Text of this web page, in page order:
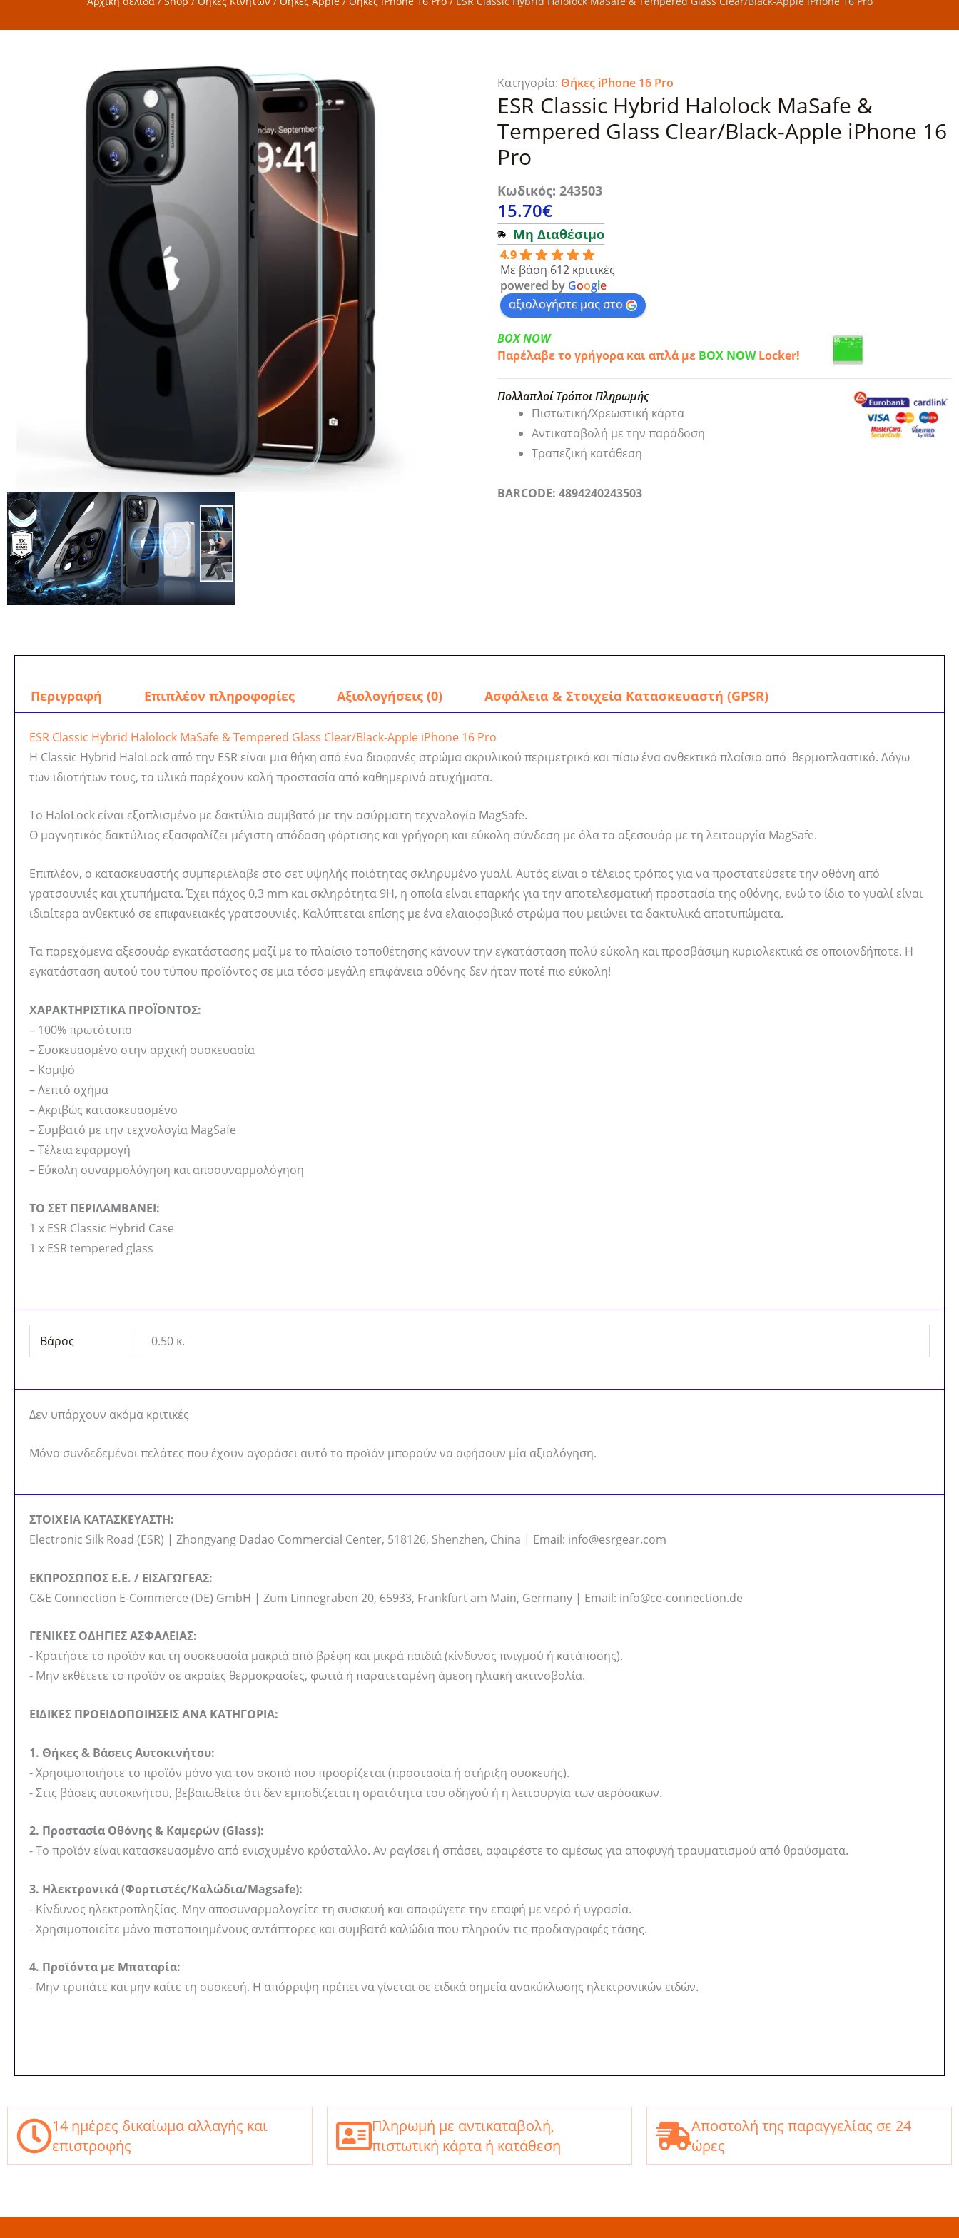
Κατηγορία: Θήκες iPhone 16 Pro
ESR Classic Hybrid Halolock MaSafe &
Tempered Glass Clear/Black-Apple iPhone 16
Pro
Κωδικός: 243503
15.70€
Μη Διαθέσιμο
4.9
Με βάση 612 κριτικές
powered by Google
αξιολογήστε μας στο
BOX NOW
Παρέλαβε το γρήγορα και απλά με BOX NOWLocker!
Πολλαπλοί Τρόποι Πληρωμής
Πιστωτική/Χρεωστική κάρτα
Αντικαταβολή με την παράδοση
Τραπεζική κατάθεση
BARCODE: 4894240243503
Περιγραφή Επιπλέον πληροφορίες Αξιολογήσεις (0) Ασφάλεια & Στοιχεία Κατασκευαστή (GPSR)
ESR Classic Hybrid Halolock MaSafe & Tempered Glass Clear/Black-Apple iPhone 16 Pro
Η Classic Hybrid HaloLock από την ESR είναι μια θήκη από ένα διαφανές στρώμα ακρυλικού περιμετρικά και πίσω ένα ανθεκτικό πλαίσιο από θερμοπλαστικό. Λόγω
των ιδιοτήτων τους, τα υλικά παρέχουν καλή προστασία από καθημερινά ατυχήματα.
Το HaloLock είναι εξοπλισμένο με δακτύλιο συμβατό με την ασύρματη τεχνολογία MagSafe.
Ο μαγνητικός δακτύλιος εξασφαλίζει μέγιστη απόδοση φόρτισης και γρήγορη και εύκολη σύνδεση με όλα τα αξεσουάρ με τη λειτουργία MagSafe.
Επιπλέον, ο κατασκευαστής συμπεριέλαβε στο σετ υψηλής ποιότητας σκληρυμένο γυαλί. Αυτός είναι ο τέλειος τρόπος για να προστατεύσετε την οθόνη από
γρατσουνιές και χτυπήματα. Έχει πάχος 0,3 mm και σκληρότητα 9H, η οποία είναι επαρκής για την αποτελεσματική προστασία της οθόνης, ενώ το ίδιο το γυαλί είναι
ιδιαίτερα ανθεκτικό σε επιφανειακές γρατσουνιές. Καλύπτεται επίσης με ένα ελαιοφοβικό στρώμα που μειώνει τα δακτυλικά αποτυπώματα.
Τα παρεχόμενα αξεσουάρ εγκατάστασης μαζί με το πλαίσιο τοποθέτησης κάνουν την εγκατάσταση πολύ εύκολη και προσβάσιμη κυριολεκτικά σε οποιονδήποτε. Η
εγκατάσταση αυτού του τύπου προϊόντος σε μια τόσο μεγάλη επιφάνεια οθόνης δεν ήταν ποτέ πιο εύκολη!
ΧΑΡΑΚΤΗΡΙΣΤΙΚΑ ΠΡΟΪΟΝΤΟΣ:
– 100% πρωτότυπο
– Συσκευασμένο στην αρχική συσκευασία
– Κομψό
– Λεπτό σχήμα
– Ακριβώς κατασκευασμένο
– Συμβατό με την τεχνολογία MagSafe
– Τέλεια εφαρμογή
– Εύκολη συναρμολόγηση και αποσυναρμολόγηση
ΤΟ ΣΕΤ ΠΕΡΙΛΑΜΒΑΝΕΙ:
1 x ESR Classic Hybrid Case
1 x ESR tempered glass
Βάρος 0.50 κ.
Δεν υπάρχουν ακόμα κριτικές
Μόνο συνδεδεμένοι πελάτες που έχουν αγοράσει αυτό το προϊόν μπορούν να αφήσουν μία αξιολόγηση.
ΣΤΟΙΧΕΙΑ ΚΑΤΑΣΚΕΥΑΣΤΗ:
Electronic Silk Road (ESR) | Zhongyang Dadao Commercial Center, 518126, Shenzhen, China | Email: info@esrgear.com
ΕΚΠΡΟΣΩΠΟΣ Ε.Ε. / ΕΙΣΑΓΩΓΕΑΣ:
C&E Connection E-Commerce (DE) GmbH | Zum Linnegraben 20, 65933, Frankfurt am Main, Germany | Email: info@ce-connection.de
ΓΕΝΙΚΕΣ ΟΔΗΓΙΕΣ ΑΣΦΑΛΕΙΑΣ:
- Κρατήστε το προϊόν και τη συσκευασία μακριά από βρέφη και μικρά παιδιά (κίνδυνος πνιγμού ή κατάποσης).
- Μην εκθέτετε το προϊόν σε ακραίες θερμοκρασίες, φωτιά ή παρατεταμένη άμεση ηλιακή ακτινοβολία.
ΕΙΔΙΚΕΣ ΠΡΟΕΙΔΟΠΟΙΗΣΕΙΣ ΑΝΑ ΚΑΤΗΓΟΡΙΑ:
1. Θήκες & Βάσεις Αυτοκινήτου:
- Χρησιμοποιήστε το προϊόν μόνο για τον σκοπό που προορίζεται (προστασία ή στήριξη συσκευής).
- Στις βάσεις αυτοκινήτου, βεβαιωθείτε ότι δεν εμποδίζεται η ορατότητα του οδηγού ή η λειτουργία των αερόσακων.
2. Προστασία Οθόνης & Καμερών (Glass):
- Το προϊόν είναι κατασκευασμένο από ενισχυμένο κρύσταλλο. Αν ραγίσει ή σπάσει, αφαιρέστε το αμέσως για αποφυγή τραυματισμού από θραύσματα.
3. Ηλεκτρονικά (Φορτιστές/Καλώδια/Magsafe):
- Κίνδυνος ηλεκτροπληξίας. Μην αποσυναρμολογείτε τη συσκευή και αποφύγετε την επαφή με νερό ή υγρασία.
- Χρησιμοποιείτε μόνο πιστοποιημένους αντάπτορες και συμβατά καλώδια που πληρούν τις προδιαγραφές τάσης.
4. Προϊόντα με Μπαταρία:
- Μην τρυπάτε και μην καίτε τη συσκευή. Η απόρριψη πρέπει να γίνεται σε ειδικά σημεία ανακύκλωσης ηλεκτρονικών ειδών.
14 ημέρες δικαίωμα αλλαγής και
επιστροφής
Πληρωμή με αντικαταβολή,
πιστωτική κάρτα ή κατάθεση
Αποστολή της παραγγελίας σε 24
ώρες